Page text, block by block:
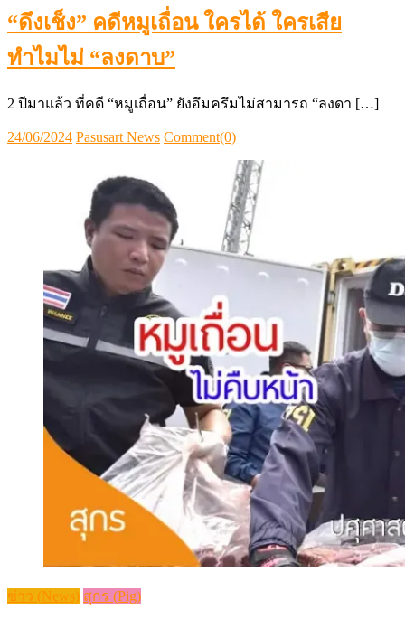
“ดึงเช็ง” คดีหมูเถื่อน ใครได้ ใครเสีย
ทำไมไม่ “ลงดาบ”
2 ปีมาแล้ว ที่คดี “หมูเถื่อน” ยังอึมครึมไม่สามารถ “ลงดา […]
Posted
24/06/2024 Author
Pasusart News Comment(0)
ข่าว (News) สุกร (Pig)